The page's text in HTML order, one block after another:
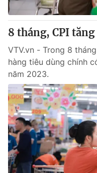
8 tháng, CPI
VTV.vn - Trong 8
hàng tiêu dùng chính
năm 2023.